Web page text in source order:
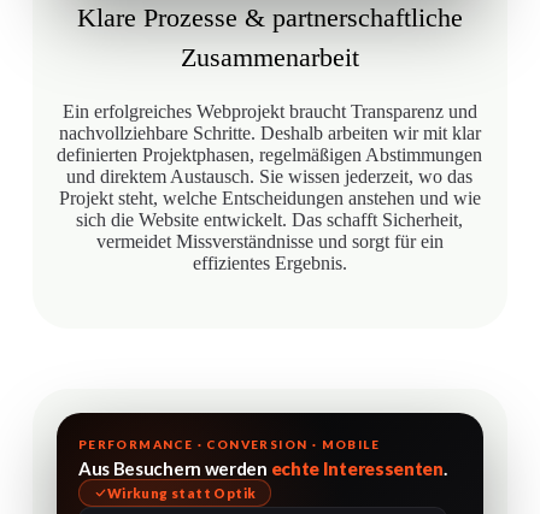
Klare Prozesse & partnerschaftliche
Zusammenarbeit
Ein erfolgreiches Webprojekt braucht Transparenz und
nachvollziehbare Schritte. Deshalb arbeiten wir mit klar
definierten Projektphasen, regelmäßigen Abstimmungen
und direktem Austausch. Sie wissen jederzeit, wo das
Projekt steht, welche Entscheidungen anstehen und wie
sich die Website entwickelt. Das schafft Sicherheit,
vermeidet Missverständnisse und sorgt für ein
effizientes Ergebnis.
PERFORMANCE · CONVERSION · MOBILE
Aus Besuchern werden echte Interessenten.
Wirkung statt Optik